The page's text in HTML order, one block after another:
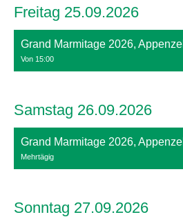
Freitag 25.09.2026
Grand Marmitage 2026, Appenzell
Von 15:00
Samstag 26.09.2026
Grand Marmitage 2026, Appenzell
Mehrtägig
Sonntag 27.09.2026